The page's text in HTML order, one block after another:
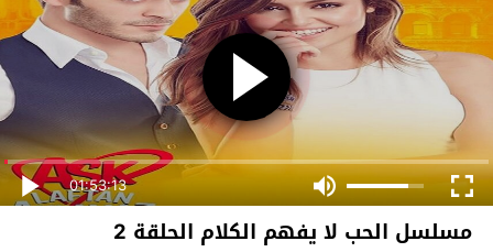
01:53:13
مسلسل الحب لا يفهم الكلام الحلقة 2